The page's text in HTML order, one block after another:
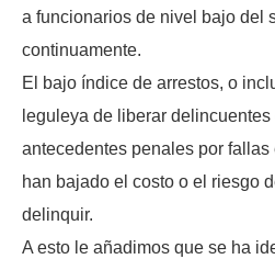
a funcionarios de nivel bajo del
continuamente.
El bajo índice de arrestos, o
leguleya de liberar
antecedentes penales por fallas
han bajado el costo o el riesgo
delinquir.
A esto le añadimos que se ha